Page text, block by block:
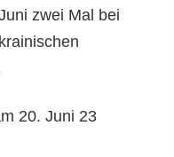
zwei Mal bei
20. Juni 23